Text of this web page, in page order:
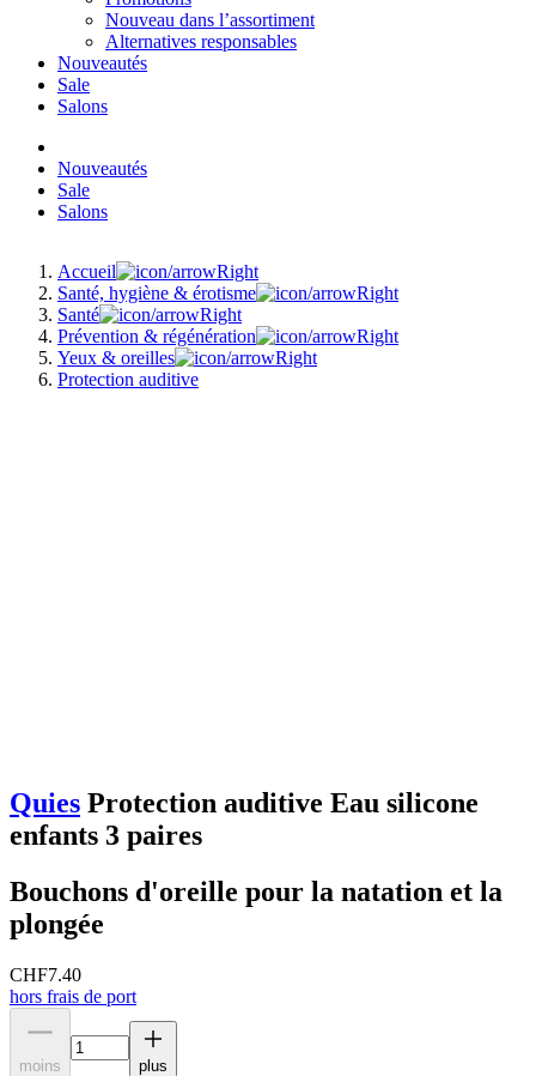
Nouveau dans l’assortiment
Alternatives responsables
Nouveautés
Sale
Salons
Nouveautés
Sale
Salons
Accueil
Santé, hygiène & érotisme
Santé
Prévention & régénération
Yeux & oreilles
Protection auditive
Quies Protection auditive Eau silicone
enfants 3 paires
Bouchons d'oreille pour la natation et la
plongée
CHF7.40
hors frais de port
moins
plus